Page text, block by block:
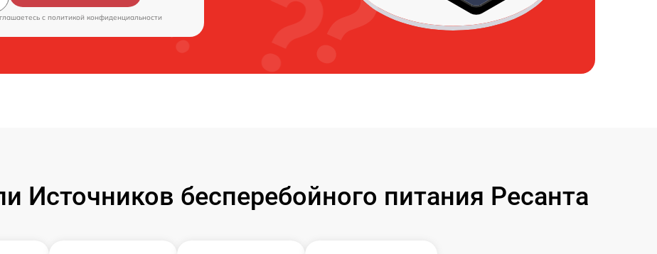
c политикой конфиденциальности
Источников бесперебойного питания Ресанта